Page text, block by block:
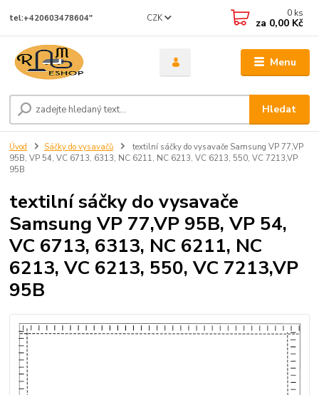
Menu
CZK
Hledat
tel:+420603478604" 0 ks
za 0,00 Kč
Úvod Sáčky do vysavačů
textilní sáčky do vysavače Samsung VP 77,VP
95B, VP 54, VC 6713, 6313, NC 6211, NC 6213, VC 6213, 550, VC 7213,VP
95B
textilní sáčky do vysavače
Samsung VP 77,VP 95B, VP 54,
VC 6713, 6313, NC 6211, NC
6213, VC 6213, 550, VC 7213,VP
95B